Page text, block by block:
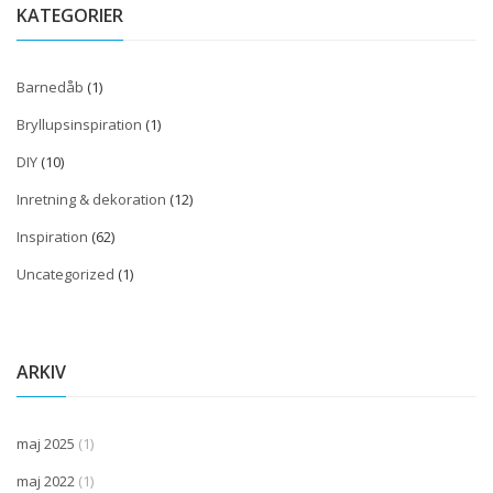
KATEGORIER
Barnedåb (1)
Bryllupsinspiration (1)
DIY(10)
Inretning & dekoration (12)
Inspiration (62)
Uncategorized (1)
ARKIV
maj 2025 (1)
maj 2022 (1)